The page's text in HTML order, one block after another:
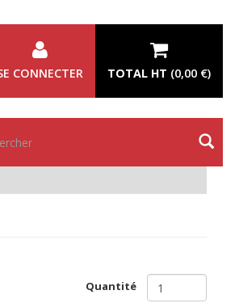
TOTAL HT (0,00 €)
CONNECTER
Quantité